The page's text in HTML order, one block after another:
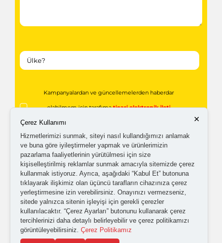
Kampanyalardan ve güncellemelerden haberdar
olabilmem için tarafımaticari elektronik ileti
gönderilmesini kabul ediyorum.
Kişisel verilerimin işlenmesine yönelik aydınlatma ve
açık rıza metni'ni okudum,onaylıyorum.
×
Çerez Kullanımı
Hizmetlerimizi sunmak, siteyi nasıl kullandığımızı anlamak
ve buna göre iyileştirmeler yapmak ve ürünlerimizin
pazarlama faaliyetlerinin yürütülmesi için size
kişiselleştirilmiş reklamlar sunmak amacıyla sitemizde çerez
kullanmak istiyoruz. Ayrıca, aşağıdaki “Kabul Et” butonuna
tıklayarak ilişkimiz olan üçüncü tarafların cihazınıza çerez
yerleştirmesine izin verebilirsiniz. Onayınızı vermezseniz,
sitede yalnızca sitenin işleyişi için gerekli çerezler
kullanılacaktır. “Çerez Ayarları” butonunu kullanarak çerez
tercihlerinizi daha detaylı belirleyebilir ve çerez politikamızı
görüntüleyebilirsiniz. Çerez Politikamız